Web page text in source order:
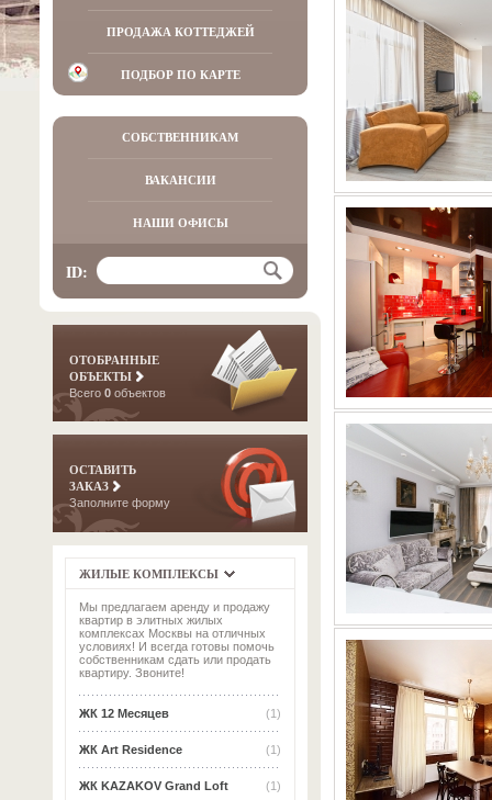
ПРОДАЖА КОТТЕДЖЕЙ
ПОДБОР ПО КАРТЕ
СОБСТВЕННИКАМ
ВАКАНСИИ
НАШИ ОФИСЫ
ID:
ОТОБРАННЫЕ
ОБЪЕКТЫ
Всего 0 объектов
ОСТАВИТЬ
ЗАКАЗ
Заполните форму
ЖИЛЫЕ КОМПЛЕКСЫ
Мы предлагаем аренду и продажу
квартир в элитных жилых
комплексах Москвы на отличных
условиях! И всегда готовы помочь
собственникам сдать или продать
квартиру. Звоните!
(1)
ЖК 12 Месяцев
(1)
ЖК Art Residence
(1)
ЖК KAZAKOV Grand Loft